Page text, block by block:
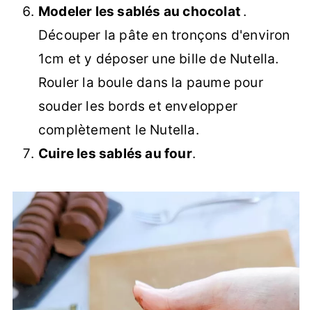
Modeler les sablés au chocolat .
Découper la pâte en tronçons d'environ
1cm et y déposer une bille de Nutella.
Rouler la boule dans la paume pour
souder les bords et envelopper
complètement le Nutella.
Cuire les sablés au four.